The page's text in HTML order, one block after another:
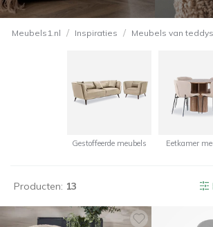
Meubels1.nl / Inspiraties / Meubels van
Gestoffeerde meubels Eetkamer
Producten: 13